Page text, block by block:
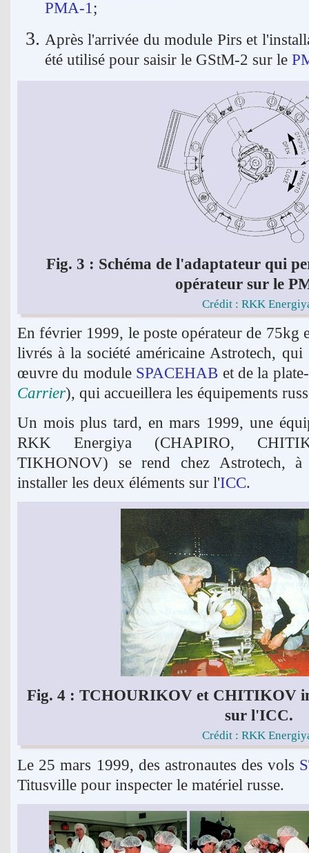
PMA-1;
Après l'arrivée du module Pirs et
été utilisé pour saisir le GStM-2 sur le
Fig. 3 : Schéma de l'adaptateur qui
opérateur sur le
Crédit : RKK
En février 1999, le poste opérateur de 75kg
livrés à la société américaine Astrotech, qui
œuvre du module SPACEHAB et de la
Carrier), qui accueillera les équipements
Un mois plus tard, en mars 1999, une
RKK Energiya (CHAPIRO,
TIKHONOV) se rend chez Astrotech,
installer les deux éléments sur l'ICC.
Fig. 4 : TCHOURIKOV et CHITIKOV
sur l'ICC.
Crédit : RKK
Le 25 mars 1999, des astronautes des vols
Titusville pour inspecter le matériel russe.